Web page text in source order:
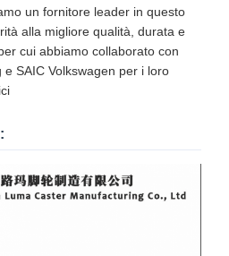
un fornitore leader in questo
alla migliore qualità, durata e
cui abbiamo collaborato con
e SAIC Volkswagen per i loro